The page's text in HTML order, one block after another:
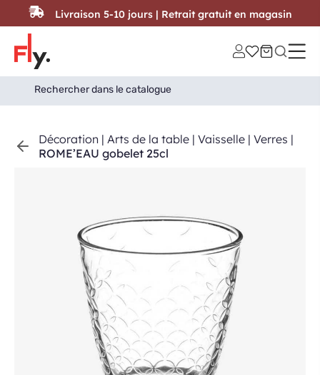
Passer au contenu
Search
for:
Search Button
Décoration | Arts de la table | Vaisselle | Verres |
ROME’EAU gobelet 25cl
Livraison 5-10 jours | Retrait gratuit en magasin